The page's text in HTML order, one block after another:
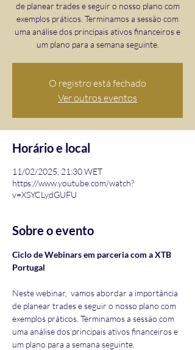
de planear trades e seguir o nosso plano com
exemplos práticos. Terminamos a sessão com
uma análise dos principais ativos financeiros e
um plano para a semana seguinte.
O registro está fechado
Ver outros eventos
Horário e local
11/02/2025, 21:30 WET
https://www.youtube.com/watch?
v=XSYCLydGUFU
Sobre o evento
Ciclo de Webinars em parceria com a XTB
Portugal
Neste webinar,  vamos abordar a importância
de planear trades e seguir o nosso plano com
exemplos práticos. Terminamos a sessão com
uma análise dos principais ativos financeiros e
um plano para a semana seguinte.